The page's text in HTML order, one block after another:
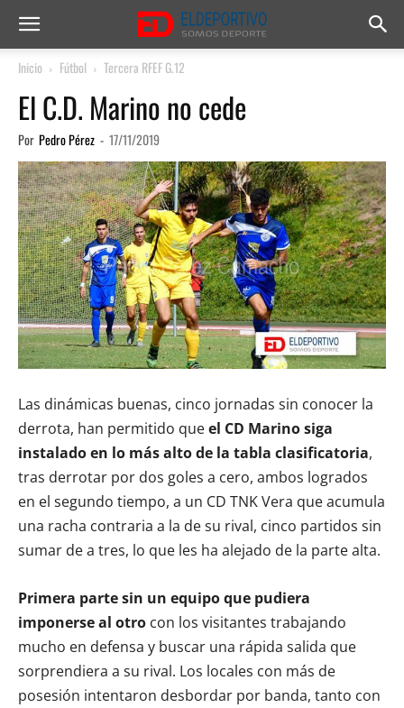
Inicio Fútbol Tercera RFEF G.12
El C.D. Marino no cede
Por Pedro Pérez - 17/11/2019
Las dinámicas buenas, cinco jornadas sin conocer la
derrota, han permitido queel CD Marino siga
instalado en lo más alto de la tabla clasificatoria,
tras derrotar por dos goles a cero, ambos logrados
en el segundo tiempo, a un CD TNK Vera que acumula
una racha contraria a la de su rival, cinco partidos sin
sumar de a tres, lo que les ha alejado de la parte alta.
Primera parte sin un equipo que pudiera
imponerse al otro con los visitantes trabajando
mucho en defensa y buscar una rápida salida que
sorprendiera a su rival. Los locales con más de
posesión intentaron desbordar por banda, tanto con